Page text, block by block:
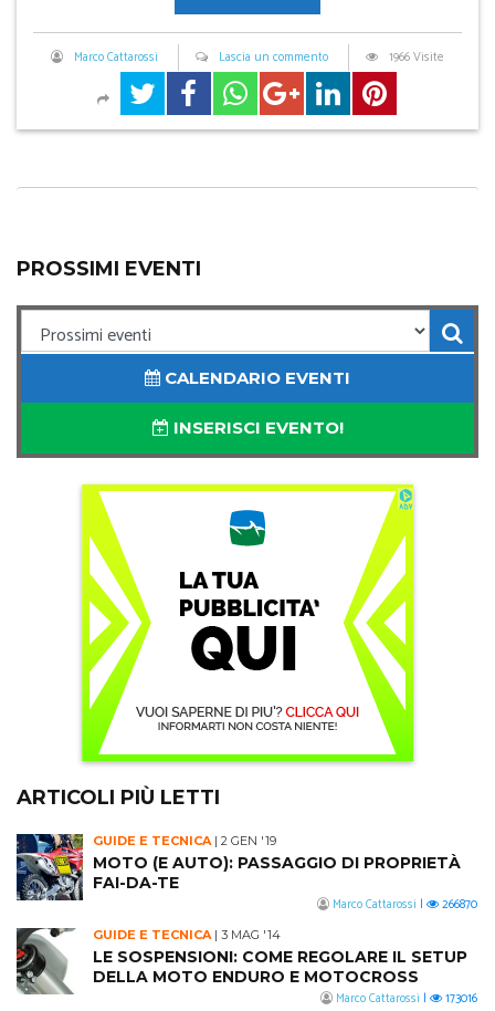
Marco Cattarossi Lascia un commento 1966 Visite
PROSSIMI EVENTI
CALENDARIO EVENTI
INSERISCI EVENTO!
ARTICOLI PIÙ LETTI
GUIDE E TECNICA| 2 GEN '19
MOTO (E AUTO): PASSAGGIO DI PROPRIETÀ
FAI-DA-TE
Marco Cattarossi | 266870
GUIDE E TECNICA| 3 MAG '14
LE SOSPENSIONI: COME REGOLARE IL SETUP
DELLA MOTO ENDURO E MOTOCROSS
Marco Cattarossi | 173016